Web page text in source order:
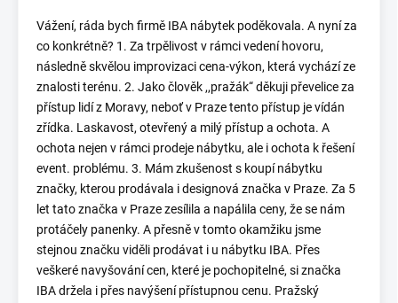
Vážení, ráda bych firmě IBA nábytek poděkovala. A nyní za
co konkrétně? 1. Za trpělivost v rámci vedení hovoru,
následně skvělou improvizaci cena-výkon, která vychází ze
znalosti terénu. 2. Jako člověk ,,pražák“ děkuji převelice za
přístup lidí z Moravy, neboť v Praze tento přístup je vídán
zřídka. Laskavost, otevřený a milý přístup a ochota. A
ochota nejen v rámci prodeje nábytku, ale i ochota k řešení
event. problému. 3. Mám zkušenost s koupí nábytku
značky, kterou prodávala i designová značka v Praze. Za 5
let tato značka v Praze zesílila a napálila ceny, že se nám
protáčely panenky. A přesně v tomto okamžiku jsme
stejnou značku viděli prodávat i u nábytku IBA. Přes
veškeré navyšování cen, které je pochopitelné, si značka
IBA držela i přes navýšení přístupnou cenu. Pražský